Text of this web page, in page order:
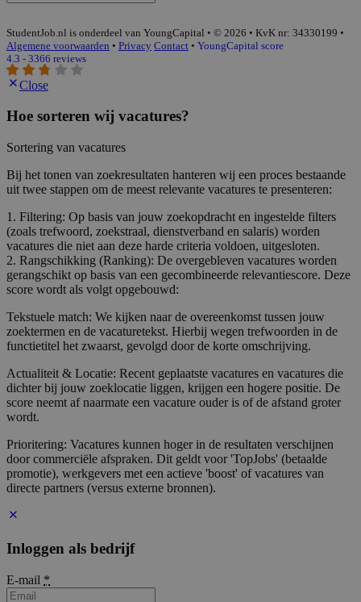
StudentJob.nl is onderdeel van YoungCapital • © 2026 • KvK nr: 34330199 •
Algemene voorwaarden • Privacy Contact • YoungCapital score
4.3 - 3366 reviews
Close
Hoe sorteren wij vacatures?
Sortering van vacatures
Bij het tonen van zoekresultaten hanteren wij een proces bestaande
uit twee stappen om de meest relevante vacatures te presenteren:
1. Filtering: Op basis van jouw zoekopdracht en ingestelde filters
(zoals trefwoord, zoekstraal, dienstverband en salaris) worden
vacatures die niet aan deze harde criteria voldoen, uitgesloten.
2. Rangschikking (Ranking): De overgebleven vacatures worden
gerangschikt op basis van een gecombineerde relevantiescore. Deze
score wordt als volgt opgebouwd:
Tekstuele match: We kijken naar de overeenkomst tussen jouw
zoektermen en de vacaturetekst. Hierbij wegen trefwoorden in de
functietitel het zwaarst, gevolgd door de korte omschrijving.
Actualiteit & Locatie: Recent geplaatste vacatures en vacatures die
dichter bij jouw zoeklocatie liggen, krijgen een hogere positie. De
score neemt af naarmate een vacature ouder is of de afstand groter
wordt.
Prioritering: Vacatures kunnen hoger in de resultaten verschijnen
door commerciële afspraken. Dit geldt voor 'TopJobs' (betaalde
promotie), werkgevers met een actieve 'boost' of vacatures van
directe partners (versus externe bronnen).
Inloggen als bedrijf
E-mail *